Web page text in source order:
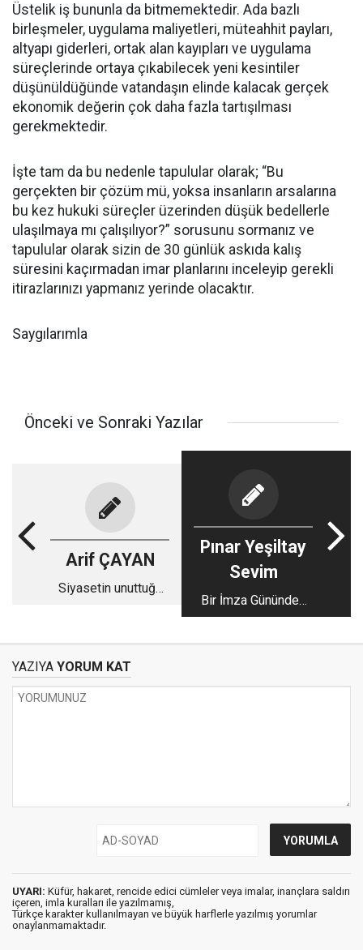
Üstelik iş bununla da bitmemektedir. Ada bazlı
birleşmeler, uygulama maliyetleri, müteahhit payları,
altyapı giderleri, ortak alan kayıpları ve uygulama
süreçlerinde ortaya çıkabilecek yeni kesintiler
düşünüldüğünde vatandaşın elinde kalacak gerçek
ekonomik değerin çok daha fazla tartışılması
gerekmektedir.
İşte tam da bu nedenle tapulular olarak; “Bu
gerçekten bir çözüm mü, yoksa insanların arsalarına
bu kez hukuki süreçler üzerinden düşük bedellerle
ulaşılmaya mı çalışılıyor?” sorusunu sormanız ve
tapulular olarak sizin de 30 günlük askıda kalış
süresini kaçırmadan imar planlarını inceleyip gerekli
itirazlarınızı yapmanız yerinde olacaktır.
Saygılarımla
Önceki ve Sonraki Yazılar
Arif ÇAYAN
Siyasetin unuttuğu
Pınar Yeşiltay
Sevim
Bir İmza Gününden
Fazlası…
YAZIYA YORUM KAT
UYARI: Küfür, hakaret, rencide edici cümleler veya imalar, inançlara saldırı
içeren, imla kuralları ile yazılmamış,
Türkçe karakter kullanılmayan ve büyük harflerle yazılmış yorumlar
onaylanmamaktadır.